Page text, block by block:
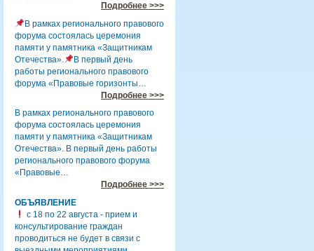
Подробнее >>>
В рамках регионального правового
форума состоялась церемония
памяти у памятника «Защитникам
Отечества».
В первый день
работы регионального правового
форума «Правовые горизонты…
Подробнее >>>
В рамках регионального правового
форума состоялась церемония
памяти у памятника «Защитникам
Отечества». В первый день работы
регионального правового форума
«Правовые…
Подробнее >>>
ОБЪЯВЛЕНИЕ
с 18 по 22 августа - прием и
консультирование граждан
проводиться не будет в связи с